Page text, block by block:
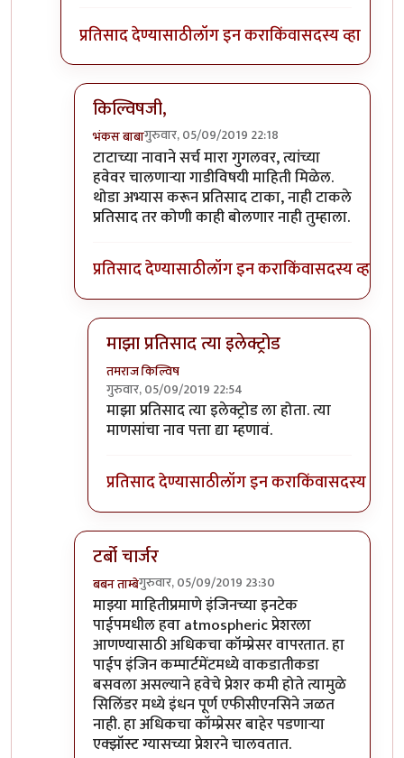
प्रतिसाद देण्यासाठीलॉग इन कराकिंवासदस्य व्हा
किल्विषजी,
भंकस बाबागुरुवार, 05/09/2019 22:18
In reply toकिल्विषजी,byभंकस बाबा
टाटाच्या नावाने सर्च मारा गुगलवर, त्यांच्या
हवेवर चालणाऱ्या गाडीविषयी माहिती मिळेल.
थोडा अभ्यास करून प्रतिसाद टाका, नाही टाकले
प्रतिसाद तर कोणी काही बोलणार नाही तुम्हाला.
प्रतिसाद देण्यासाठीलॉग इन कराकिंवासदस्य व्हा
माझा प्रतिसाद त्या इलेक्ट्रोड
तमराज किल्विष
गुरुवार, 05/09/2019 22:54
In reply toकिल्विषजी,byभंकस बाबा
माझा प्रतिसाद त्या इलेक्ट्रोड ला होता. त्या
माणसांचा नाव पत्ता द्या म्हणावं.
प्रतिसाद देण्यासाठीलॉग इन कराकिंवासदस्य व्हा
टर्बो चार्जर
बबन ताम्बेगुरुवार, 05/09/2019 23:30
In reply toकिल्विषजी,byभंकस बाबा
माझ्या माहितीप्रमाणे इंजिनच्या इनटेक
पाईपमधील हवा atmospheric प्रेशरला
आणण्यासाठी अधिकचा कॉम्प्रेसर वापरतात. हा
पाईप इंजिन कम्पार्टमेंटमध्ये वाकडातीकडा
बसवला असल्याने हवेचे प्रेशर कमी होते त्यामुळे
सिलिंडर मध्ये इंधन पूर्ण एफीसीएनसिने जळत
नाही. हा अधिकचा कॉम्प्रेसर बाहेर पडणाऱ्या
एक्झॉस्ट ग्यासच्या प्रेशरने चालवतात.